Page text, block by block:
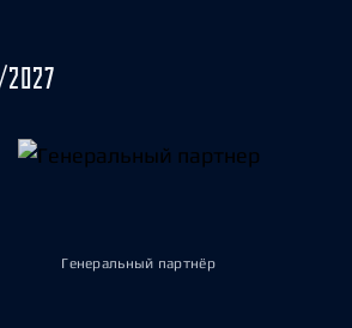
Генеральный партнёр